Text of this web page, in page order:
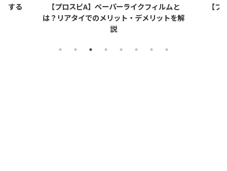
する
【プロスピA】ペーパーライクフィルムと
は？リアタイでのメリット・デメリットを解
説
【